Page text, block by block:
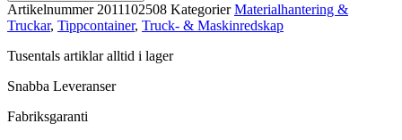
Artikelnummer 2011102508 Kategorier Materialhantering &
Truckar, Tippcontainer, Truck- & Maskinredskap
Tusentals artiklar alltid i lager
Snabba Leveranser
Fabriksgaranti